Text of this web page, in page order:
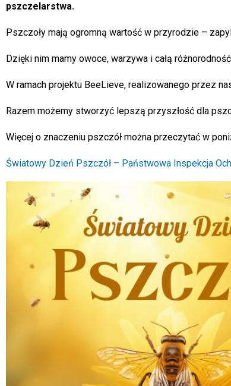
pszczelarstwa.
Pszczoły mają ogromną wartość w przyrodzie –
Dzięki nim mamy owoce, warzywa i całą
W ramach projektu BeeLieve, realizowanego przez
Razem możemy stworzyć lepszą przyszłość dla
Więcej o znaczeniu pszczół można przeczytać w
Światowy Dzień Pszczół – Państwowa Inspekcja